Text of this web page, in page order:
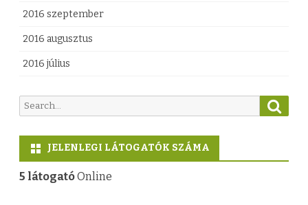
2016 szeptember
2016 augusztus
2016 július
a
c
e
h
JELENLEGI LÁTOGATÓK SZÁMA
5 látogatóOnline